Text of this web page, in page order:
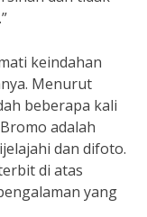
keindahan
Menurut
beberapa kali
adalah
dan difoto.
di atas
yang